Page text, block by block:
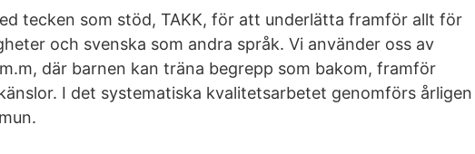
tecken som stöd, TAKK, för att underlätta framför allt för
och svenska som andra språk. Vi använder oss av
där barnen kan träna begrepp som bakom, framför
I det systematiska kvalitetsarbetet genomförs årligen